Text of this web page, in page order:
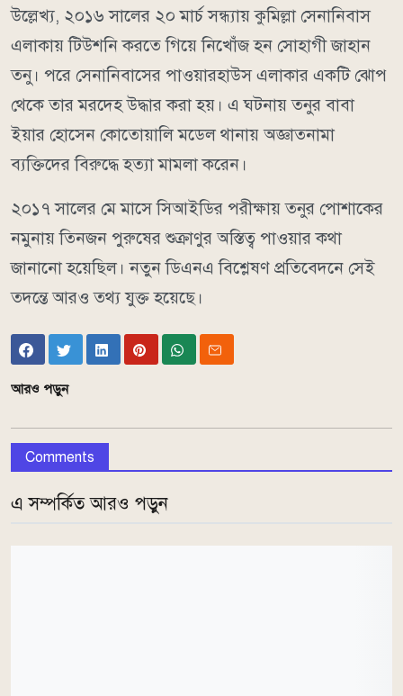
উল্লেখ্য, ২০১৬ সালের ২০ মার্চ সন্ধ্যায় কুমিল্লা সেনানিবাস
এলাকায় টিউশনি করতে গিয়ে নিখোঁজ হন সোহাগী জাহান
তনু। পরে সেনানিবাসের পাওয়ারহাউস এলাকার একটি ঝোপ
থেকে তার মরদেহ উদ্ধার করা হয়। এ ঘটনায় তনুর বাবা
ইয়ার হোসেন কোতোয়ালি মডেল থানায় অজ্ঞাতনামা
ব্যক্তিদের বিরুদ্ধে হত্যা মামলা করেন।
২০১৭ সালের মে মাসে সিআইডির পরীক্ষায় তনুর পোশাকের
নমুনায় তিনজন পুরুষের শুক্রাণুর অস্তিত্ব পাওয়ার কথা
জানানো হয়েছিল। নতুন ডিএনএ বিশ্লেষণ প্রতিবেদনে সেই
তদন্তে আরও তথ্য যুক্ত হয়েছে।
আরও পড়ুন
Comments
এ সম্পর্কিত আরও পড়ুন